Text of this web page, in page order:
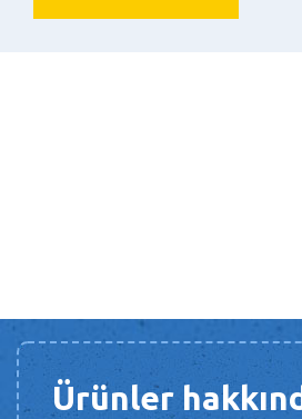
Ürünler